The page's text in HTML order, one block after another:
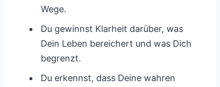
Wege.
Du gewinnst Klarheit darüber, was
Dein Leben bereichert und was Dich
begrenzt.
Du erkennst, dass Deine wahren